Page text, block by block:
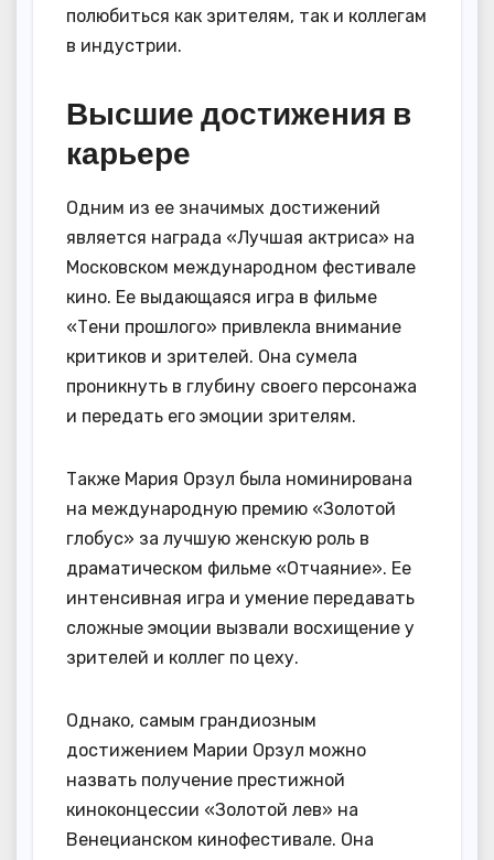
полюбиться как зрителям, так и коллегам
в индустрии.
Высшие достижения в
карьере
Одним из ее значимых достижений
является награда «Лучшая актриса» на
Московском международном фестивале
кино. Ее выдающаяся игра в фильме
«Тени прошлого» привлекла внимание
критиков и зрителей. Она сумела
проникнуть в глубину своего персонажа
и передать его эмоции зрителям.
Также Мария Орзул была номинирована
на международную премию «Золотой
глобус» за лучшую женскую роль в
драматическом фильме «Отчаяние». Ее
интенсивная игра и умение передавать
сложные эмоции вызвали восхищение у
зрителей и коллег по цеху.
Однако, самым грандиозным
достижением Марии Орзул можно
назвать получение престижной
киноконцессии «Золотой лев» на
Венецианском кинофестивале. Она